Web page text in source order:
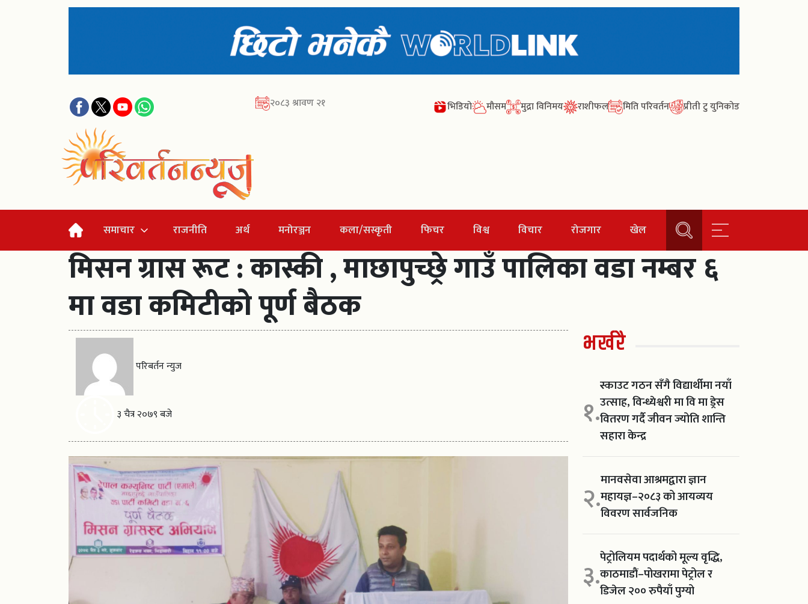
२०८३ श्रावण २१ भिडियो मौसम मुद्रा विनिमय राशीफल मिति परिवर्तन प्रीती टु युनिकोड
समाचार राजनीति अर्थ मनोरञ्जन कला/सस्कृती फिचर विश्व विचार रोजगार खेल
मिसन ग्रास रूट : कास्की , माछापुच्छ्रे गाउँ पालिका वडा नम्बर ६
मा वडा कमिटीको पूर्ण बैठक
परिबर्तन न्युज
३ चैत्र २०७९ बजे
भर्खरै
१.
स्काउट गठन सँगै विद्यार्थीमा नयाँ
उत्साह, विन्ध्येश्वरी मा वि मा ड्रेस
वितरण गर्दै जीवन ज्योति शान्ति
सहारा केन्द्र
२.मानवसेवा आश्रमद्वारा ज्ञान
महायज्ञ–२०८३ को आयव्यय
विवरण सार्वजनिक
३.पेट्रोलियम पदार्थको मूल्य वृद्धि,
काठमाडौं–पोखरामा पेट्रोल र
डिजेल २०० रुपैयाँ पुग्यो